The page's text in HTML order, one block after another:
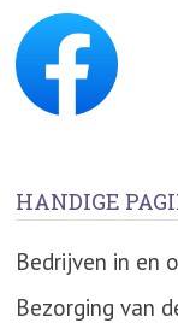
HANDIGE
Bedrijven in en
Bezorging van